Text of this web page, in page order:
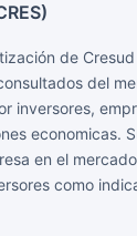
de
del
inversores,
economicas.
en el
como